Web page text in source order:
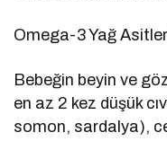
Omega-3 Yağ
Bebeğin beyin ve
en az 2 kez düşük
somon, sardalya),